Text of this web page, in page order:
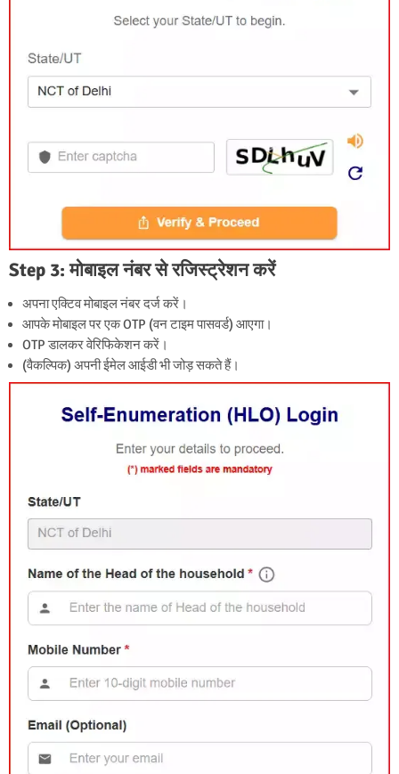
Step 3: मोबाइल नंबर से रजिस्ट्रेशन करें
अपना एक्टिव मोबाइल नंबर दर्ज करें।
आपके मोबाइल पर एक OTP (वन टाइम पासवर्ड) आएगा।
OTP डालकर वेरिफिकेशन करें।
(वैकल्पिक) अपनी ईमेल आईडी भी जोड़ सकते हैं।